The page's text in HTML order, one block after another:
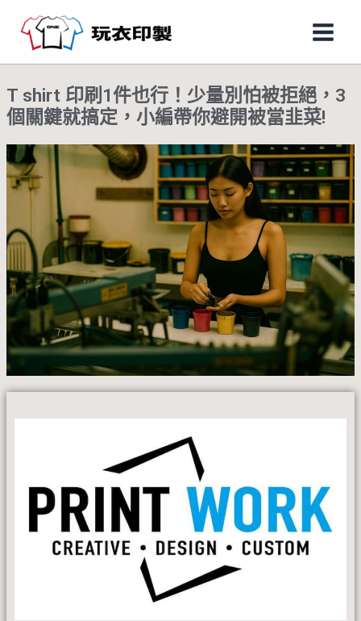
容
Main
T shirt 印刷1件也行！少量別怕被拒絕，3
個關鍵就搞定，小編帶你避開被當韭菜!